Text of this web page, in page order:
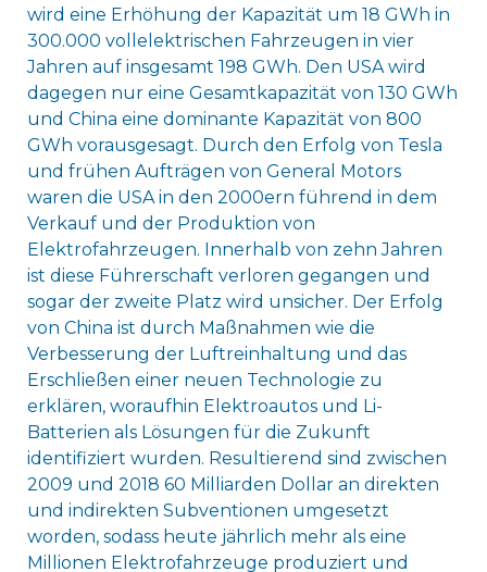
wird eine Erhöhung der Kapazität um 18 GWh in
300.000 vollelektrischen Fahrzeugen in vier
Jahren auf insgesamt 198 GWh. Den USA wird
dagegen nur eine Gesamtkapazität von 130 GWh
und China eine dominante Kapazität von 800
GWh vorausgesagt. Durch den Erfolg von Tesla
und frühen Aufträgen von General Motors
waren die USA in den 2000ern führend in dem
Verkauf und der Produktion von
Elektrofahrzeugen. Innerhalb von zehn Jahren
ist diese Führerschaft verloren gegangen und
sogar der zweite Platz wird unsicher. Der Erfolg
von China ist durch Maßnahmen wie die
Verbesserung der Luftreinhaltung und das
Erschließen einer neuen Technologie zu
erklären, woraufhin Elektroautos und Li-
Batterien als Lösungen für die Zukunft
identifiziert wurden. Resultierend sind zwischen
2009 und 2018 60 Milliarden Dollar an direkten
und indirekten Subventionen umgesetzt
worden, sodass heute jährlich mehr als eine
Millionen Elektrofahrzeuge produziert und